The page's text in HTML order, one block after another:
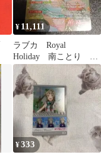
¥ 11,111
ラブカ Royal
Holiday 南ことり
SEC
¥333